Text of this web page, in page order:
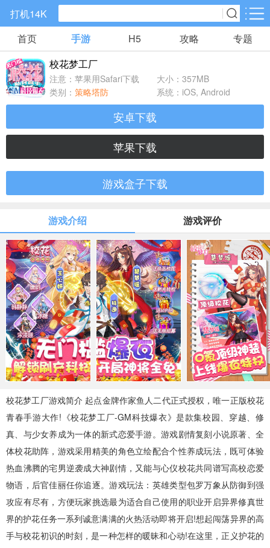
打机14K
手游分类 H5分类
精品手游
88款手游
仙侠手游
传奇手游
107款手游
策略塔防
358款手游
卡牌手游
国战手游
6款手游
养成系列
休闲益智
750款手游
445款手游
模拟经营
162款手游
MMO手游
490款手游
三国手游
85款手游
魔幻手游
0款手游
武侠手游
0款手游
二次元
147款手游
飞行射击
39款手游
体育竞技
梦幻手游
首页 手游 H5 攻略 专题
校花梦工厂
注意：苹果用Safari下载
大小：357MB
类别： 策略塔防 系统：iOS, Android
安卓下载
苹果下载
游戏盒子下载
游戏介绍 游戏评价
校花梦工厂游戏简介 起点金牌作家鱼人二代正式授权，唯一正版校花
青春手游大作!《校花梦工厂-GM科技爆衣》是款集校园、穿越、修
真、与少女养成为一体的新式恋爱手游。游戏剧情复刻小说原著、全
体校花助阵，游戏采用精美的角色立绘配合个性养成玩法，既可体验
热血沸腾的宅男逆袭成大神剧情，又能与心仪校花共同谱写高校恋爱
物语，后官佳丽任你追逐。游戏玩法：英雄类型包罗万象从防御到强
攻应有尽有，方便玩家挑选最为适合自己使用的职业开启异界修真世
界的护花任务一系列诚意满满的火热活动即将开启!想起闯荡异界的高
手与校花初识的时刻，是一种怎样的暖昧和心动!在这里，正义护花的